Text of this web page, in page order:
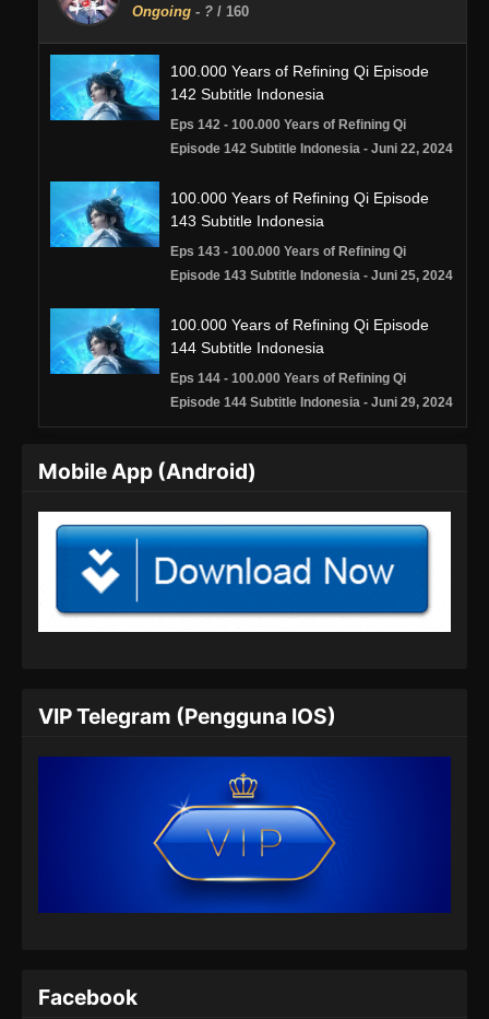
Ongoing - ? / 160
100.000 Years of Refining Qi Episode
142 Subtitle Indonesia
Eps 142 - 100.000 Years of Refining Qi
Episode 142 Subtitle Indonesia - Juni 22, 2024
100.000 Years of Refining Qi Episode
143 Subtitle Indonesia
Eps 143 - 100.000 Years of Refining Qi
Episode 143 Subtitle Indonesia - Juni 25, 2024
100.000 Years of Refining Qi Episode
144 Subtitle Indonesia
Eps 144 - 100.000 Years of Refining Qi
Episode 144 Subtitle Indonesia - Juni 29, 2024
145 Subtitle Indonesia
Episode 145 Subtitle Indonesia - Juli 2, 2024
100.000 Years of Refining Qi Episode
Eps 146 - 100.000 Years of Refining Qi
100.000 Years of Refining Qi Episode
147 Subtitle Indonesia
Eps 147 - 100.000 Years of Refining Qi
Episode 147 Subtitle Indonesia - Juli 9, 2024
100.000 Years of Refining Qi Episode
148 Subtitle Indonesia
Eps 148 - 100.000 Years of Refining Qi
Episode 148 Subtitle Indonesia - Juli 13, 2024
Mobile App (Android)
VIP Telegram (Pengguna IOS)
Facebook